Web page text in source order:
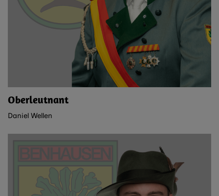
Oberleutnant
Daniel Wellen